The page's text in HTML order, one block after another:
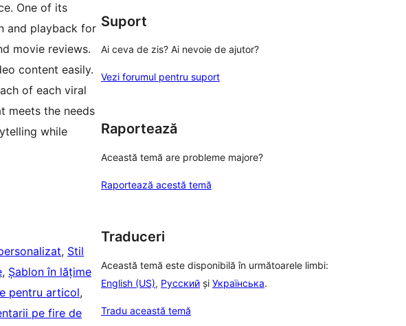
One of its
and playback for
movie reviews.
content easily.
of each viral
meets the needs
while
, Stil
, Șablon în lățime
pentru articol
pe fire de
Suport
Ai ceva de zis? Ai nevoie de ajutor?
Vezi forumul pentru suport
Raportează
Această temă are probleme majore?
Raportează acestă temă
Traduceri
Această temă este disponibilă în următoarele limbi:
English (US), Русский și Українська.
Tradu această temă